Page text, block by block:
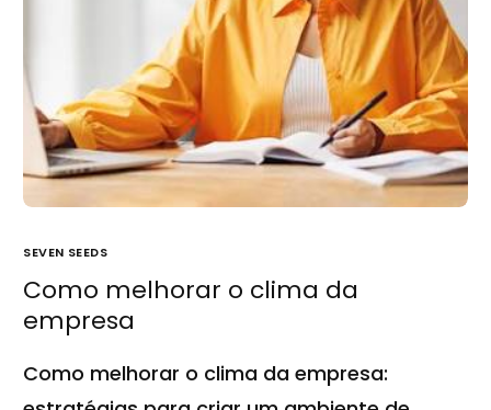
SEVEN SEEDS
Como melhorar o clima da
empresa
Como melhorar o clima da empresa: